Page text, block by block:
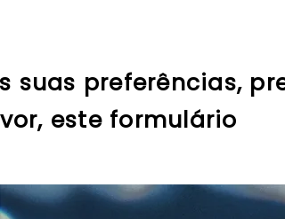
suas preferências,
este formulário